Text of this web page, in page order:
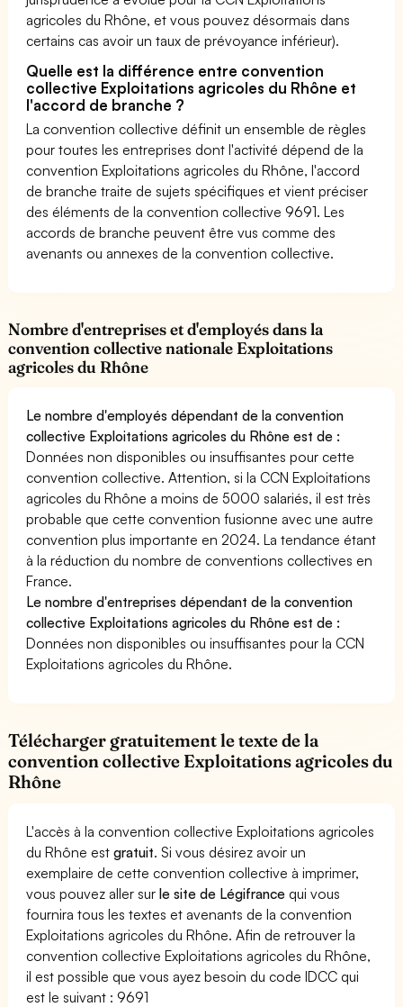
agricoles du Rhône, et vous pouvez désormais dans
certains cas avoir un taux de prévoyance inférieur).
Quelle est la différence entre convention
collective Exploitations agricoles du Rhône et
l'accord de branche ?
La convention collective définit un ensemble de règles
pour toutes les entreprises dont l'activité dépend de la
convention Exploitations agricoles du Rhône, l'accord
de branche traite de sujets spécifiques et vient préciser
des éléments de la convention collective 9691. Les
accords de branche peuvent être vus comme des
avenants ou annexes de la convention collective.
Nombre d'entreprises et d'employés dans la
convention collective nationale Exploitations
agricoles du Rhône
Le nombre d'employés dépendant de la convention
collective Exploitations agricoles du Rhône est de :
Données non disponibles ou insuffisantes pour cette
convention collective. Attention, si la CCN Exploitations
agricoles du Rhône a moins de 5000 salariés, il est très
probable que cette convention fusionne avec une autre
convention plus importante en 2024. La tendance étant
à la réduction du nombre de conventions collectives en
France.
Le nombre d'entreprises dépendant de la convention
collective Exploitations agricoles du Rhône est de :
Données non disponibles ou insuffisantes pour la CCN
Exploitations agricoles du Rhône.
Télécharger gratuitement le texte de la
convention collective Exploitations agricoles du
Rhône
L'accès à la convention collective Exploitations agricoles
du Rhône estgratuit. Si vous désirez avoir un
exemplaire de cette convention collective à imprimer,
vous pouvez aller surle site de Légifrance qui vous
fournira tous les textes et avenants de la convention
Exploitations agricoles du Rhône. Afin de retrouver la
convention collective Exploitations agricoles du Rhône,
il est possible que vous ayez besoin du code IDCC qui
est le suivant : 9691